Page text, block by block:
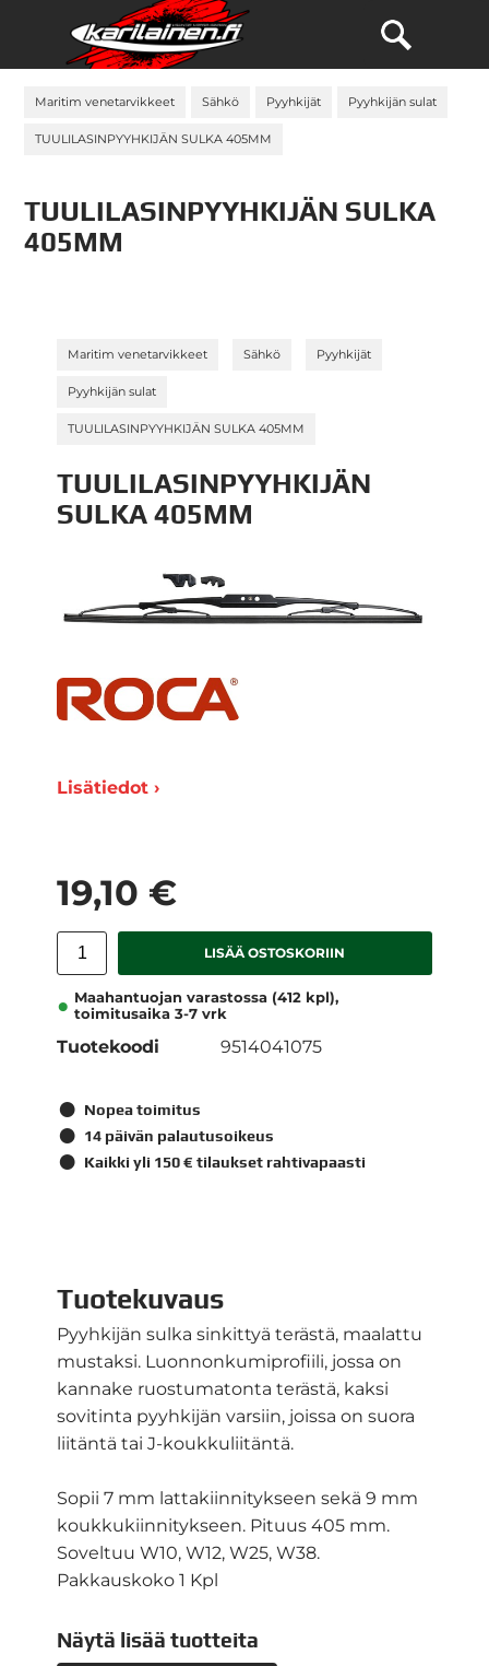
Maritim venetarvikkeet Sähkö Pyyhkijät Pyyhkijän sulat
TUULILASINPYYHKIJÄN SULKA 405MM
TUULILASINPYYHKIJÄN SULKA
405MM
Maritim venetarvikkeet Sähkö Pyyhkijät
Pyyhkijän sulat
TUULILASINPYYHKIJÄN SULKA 405MM
TUULILASINPYYHKIJÄN
SULKA 405MM
Lisätiedot ›
19,10 €
LISÄÄ OSTOSKORIIN
Maahantuojan varastossa (412 kpl),
toimitusaika 3-7 vrk
Tuotekoodi 9514041075
Nopea toimitus
14 päivän palautusoikeus
Kaikki yli 150 € tilaukset rahtivapaasti
Tuotekuvaus
Pyyhkijän sulka sinkittyä terästä, maalattu
mustaksi. Luonnonkumiprofiili, jossa on
kannake ruostumatonta terästä, kaksi
sovitinta pyyhkijän varsiin, joissa on suora
liitäntä tai J-koukkuliitäntä.
Sopii 7 mm lattakiinnitykseen sekä 9 mm
koukkukiinnitykseen. Pituus 405 mm.
Soveltuu W10, W12, W25, W38.
Pakkauskoko 1 Kpl
Näytä lisää tuotteita